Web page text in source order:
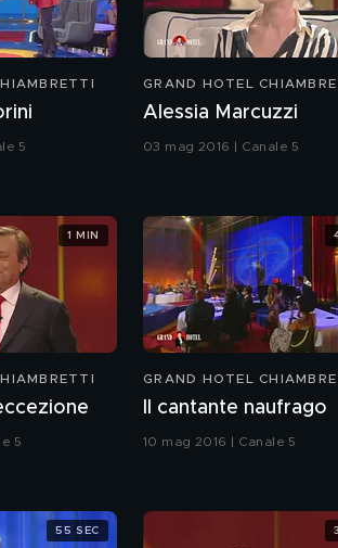
5
GRAND HOTEL
Alessia Marcuzzi
03 mag 2016 | Canale 5
5
1 MIN
GRAND HOTEL
Il cantante naufrago
10 mag 2016 | Canale 5
55 SEC